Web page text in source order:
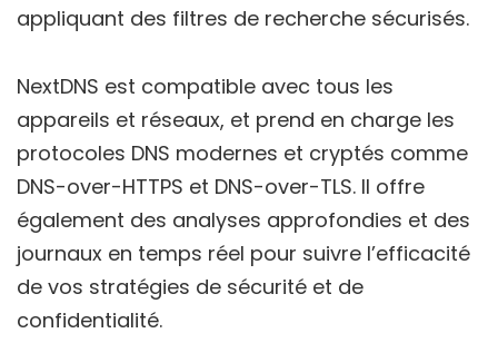
appliquant des filtres de recherche sécurisés.
NextDNS est compatible avec tous les
appareils et réseaux, et prend en charge les
protocoles DNS modernes et cryptés comme
DNS-over-HTTPS et DNS-over-TLS. Il offre
également des analyses approfondies et des
journaux en temps réel pour suivre l’efficacité
de vos stratégies de sécurité et de
confidentialité.